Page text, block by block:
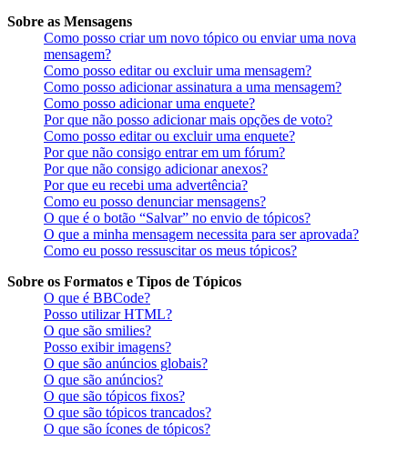
Sobre as Mensagens
Como posso criar um novo tópico ou enviar uma nova
mensagem?
Como posso editar ou excluir uma mensagem?
Como posso adicionar assinatura a uma mensagem?
Como posso adicionar uma enquete?
Por que não posso adicionar mais opções de voto?
Como posso editar ou excluir uma enquete?
Por que não consigo entrar em um fórum?
Por que não consigo adicionar anexos?
Por que eu recebi uma advertência?
Como eu posso denunciar mensagens?
O que é o botão “Salvar” no envio de tópicos?
O que a minha mensagem necessita para ser aprovada?
Como eu posso ressuscitar os meus tópicos?
Sobre os Formatos e Tipos de Tópicos
O que é BBCode?
Posso utilizar HTML?
O que são smilies?
Posso exibir imagens?
O que são anúncios globais?
O que são anúncios?
O que são tópicos fixos?
O que são tópicos trancados?
O que são ícones de tópicos?